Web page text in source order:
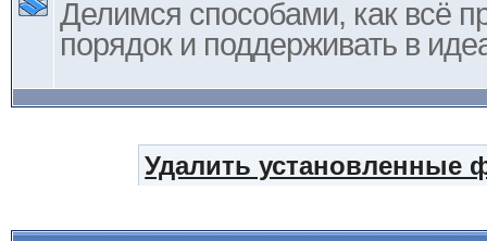
Делимся способами, как всё
порядок и поддерживать в
Удалить установленные